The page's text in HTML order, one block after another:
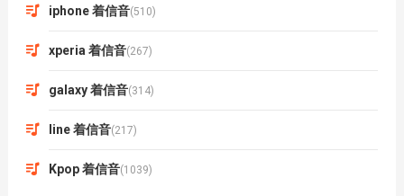
iphone 着信音(510)
xperia 着信音(267)
galaxy 着信音(314)
line 着信音(217)
Kpop 着信音(1039)